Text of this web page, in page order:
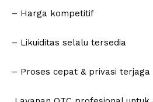
– Harga kompetitif
– Likuiditas selalu tersedia
– Proses cepat & privasi terjaga